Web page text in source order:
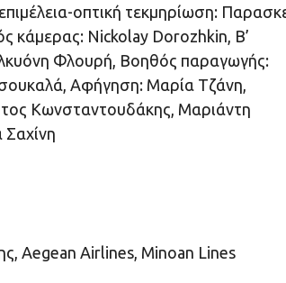
οπτική τεκμηρίωση:
κάμερας: Nickolay Dorozhkin, Β’
Φλουρή, Βοηθός παραγωγής:
Αφήγηση: Μαρία Τζάνη,
Κωνσταντουδάκης, Μαριάντη
Aegean Airlines, Minoan Lines